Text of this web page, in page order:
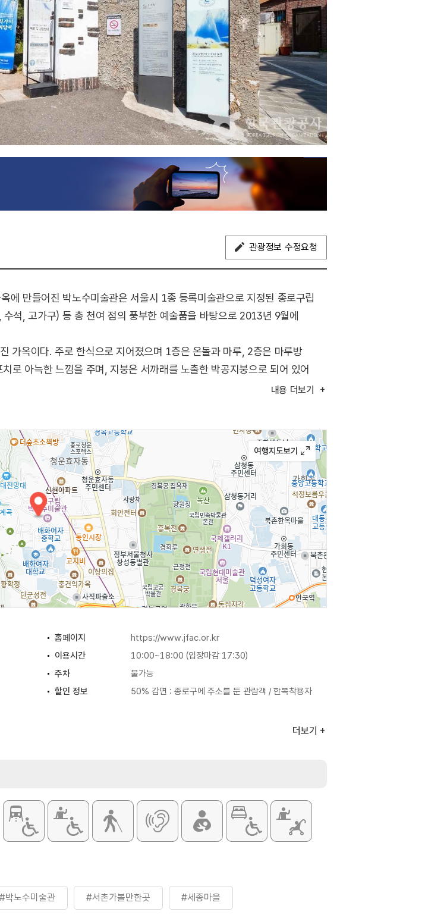
관광정보 수정요청
에 만들어진 박노수미술관은 서울시 1종 등록미술관으로 지정된 종로구립
석, 고가구) 등 총 천여 점의 풍부한 예술품을 바탕으로 2013년 9월에
가옥이다. 주로 한식으로 지어졌으며 1층은 온돌과 마루, 2층은 마루방
로 아늑한 느낌을 주며, 지붕은 서까래를 노출한 박공지붕으로 되어 있어
내고 있다. 문화재적 가치를 인정받아 1991년에 서울특별시 문화유산자료로
다.
내용 더보기
홈페이지
https://www.jfac.or.kr
이용시간
10:00~18:00 (입장마감 17:30)
주차
불가능
할인 정보 50% 감면 : 종로구에 주소를 둔 관람객 / 한복착용자
더보기
#박노수미술관 #서촌가볼만한곳 #세종마을